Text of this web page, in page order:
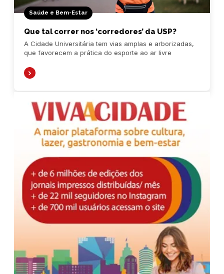
Saúde e Bem-Estar
Que tal correr nos ‘corredores’ da USP?
A Cidade Universitária tem vias amplas e arborizadas,
que favorecem a prática do esporte ao ar livre